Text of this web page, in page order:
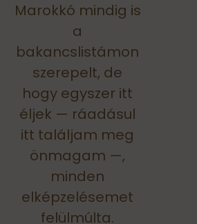
Marokkó mindig is
a
bakancslistámon
szerepelt, de
hogy egyszer itt
éljek — ráadásul
itt találjam meg
önmagam —,
minden
elképzelésemet
felülmúlta.